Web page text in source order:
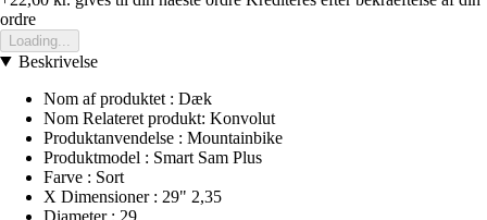
ordre
Loading...
Beskrivelse
Nom af produktet : Dæk
Nom Relateret produkt: Konvolut
Produktanvendelse : Mountainbike
Produktmodel : Smart Sam Plus
Farve : Sort
X Dimensioner : 29" 2,35
Diameter : 29